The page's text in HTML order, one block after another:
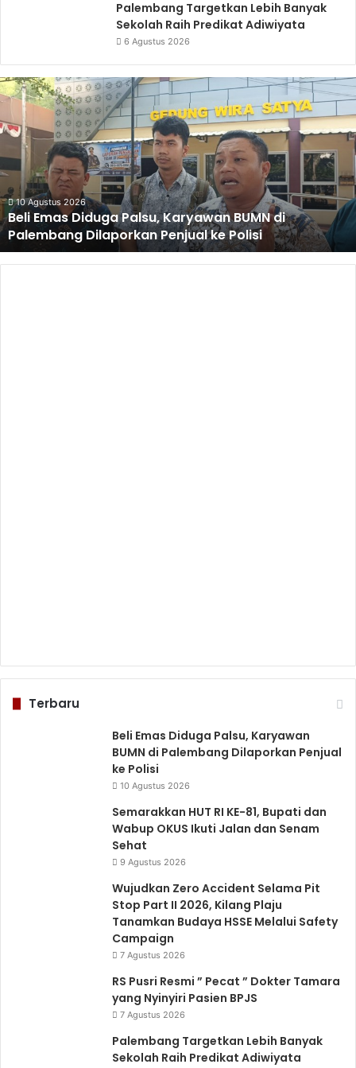
Palembang Targetkan Lebih Banyak
Sekolah Raih Predikat Adiwiyata
6 Agustus 2026
Beli
Emas
Diduga
Palsu,
Karyawan
BUMN
Palembang
Dilaporkan
Penjual
ke
Polisi
10 Agustus 2026
Beli Emas Diduga Palsu, Karyawan BUMN di
Palembang Dilaporkan Penjual ke Polisi
Terbaru
Beli Emas Diduga Palsu, Karyawan
BUMN di Palembang Dilaporkan Penjual
ke Polisi
10 Agustus 2026
Semarakkan HUT RI KE-81, Bupati dan
Wabup OKUS Ikuti Jalan dan Senam
Sehat
9 Agustus 2026
Wujudkan Zero Accident Selama Pit
Stop Part II 2026, Kilang Plaju
Tanamkan Budaya HSSE Melalui Safety
Campaign
7 Agustus 2026
RS Pusri Resmi ” Pecat ” Dokter Tamara
yang Nyinyiri Pasien BPJS
7 Agustus 2026
Palembang Targetkan Lebih Banyak
Sekolah Raih Predikat Adiwiyata